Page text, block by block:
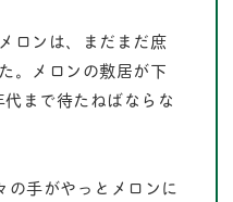
ロンは、まだまだ庶
。メロンの敷居が下
まで待たねばならな
手がやっとメロンに